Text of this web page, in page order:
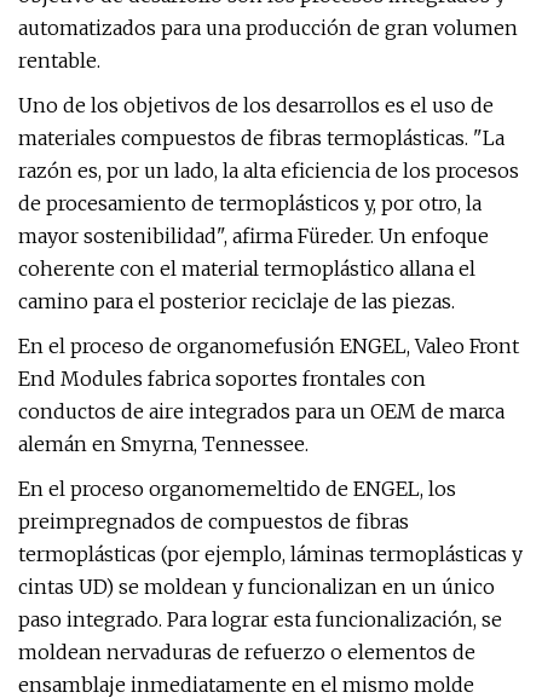
automatizados para una producción de gran volumen
rentable.
Uno de los objetivos de los desarrollos es el uso de
materiales compuestos de fibras termoplásticas. "La
razón es, por un lado, la alta eficiencia de los procesos
de procesamiento de termoplásticos y, por otro, la
mayor sostenibilidad", afirma Füreder. Un enfoque
coherente con el material termoplástico allana el
camino para el posterior reciclaje de las piezas.
En el proceso de organomefusión ENGEL, Valeo Front
End Modules fabrica soportes frontales con
conductos de aire integrados para un OEM de marca
alemán en Smyrna, Tennessee.
En el proceso organomemeltido de ENGEL, los
preimpregnados de compuestos de fibras
termoplásticas (por ejemplo, láminas termoplásticas y
cintas UD) se moldean y funcionalizan en un único
paso integrado. Para lograr esta funcionalización, se
moldean nervaduras de refuerzo o elementos de
ensamblaje inmediatamente en el mismo molde